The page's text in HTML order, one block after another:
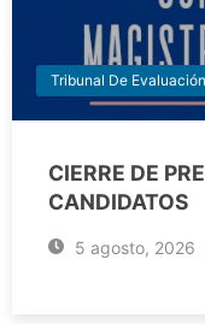
Tribunal De Evaluación
CIERRE DE
CANDIDATOS
5 agosto, 2026